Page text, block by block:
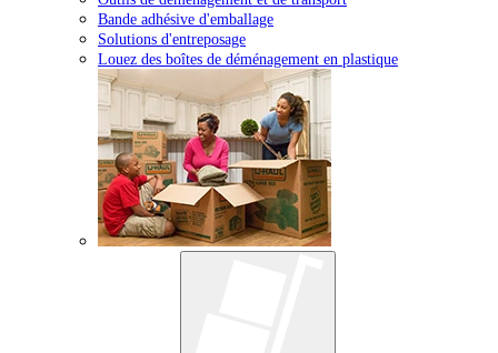
Bande adhésive d'emballage
Solutions d'entreposage
Louez des boîtes de déménagement en plastique